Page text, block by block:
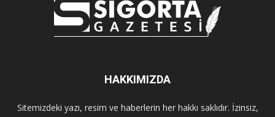
HAKKIMIZDA
Sitemizdeki yazı, resim ve haberlerin her hakkı saklıdır. İzinsiz,